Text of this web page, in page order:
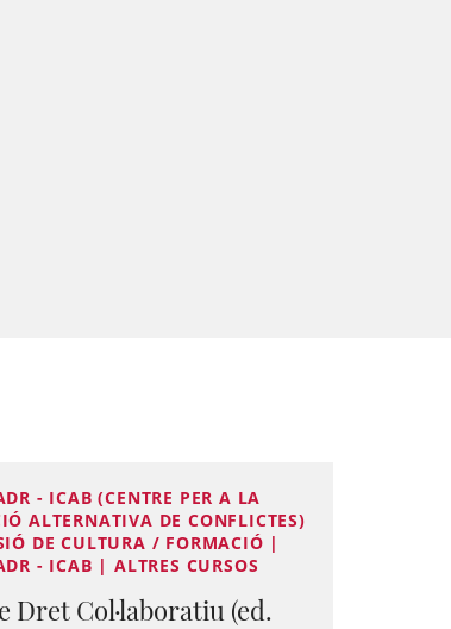
- ICAB (CENTRE PER A LA
ALTERNATIVA DE CONFLICTES)
DE CULTURA / FORMACIÓ |
- ICAB | ALTRES CURSOS
Dret Col·laboratiu (ed.